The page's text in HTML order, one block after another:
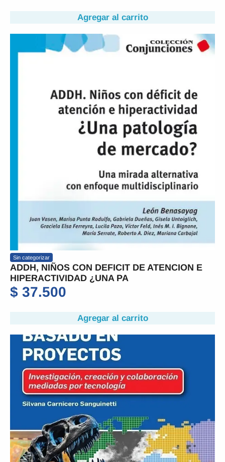
Agregar al carrito
Sin categorizar
ADDH, NIÑOS CON DEFICIT DE ATENCION E
HIPERACTIVIDAD ¿UNA PA
$ 37.500
Agregar al carrito